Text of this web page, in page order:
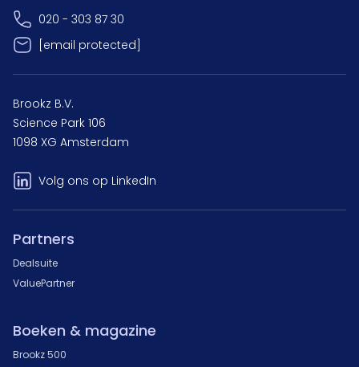
020 - 303 87 30
[email protected]
Brookz B.V.
Science Park 106
1098 XG Amsterdam
Volg ons op LinkedIn
Partners
Dealsuite
ValuePartner
Boeken & magazine
Brookz 500